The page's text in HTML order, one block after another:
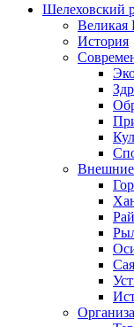
Шелеховский
Великая
История
Внешние